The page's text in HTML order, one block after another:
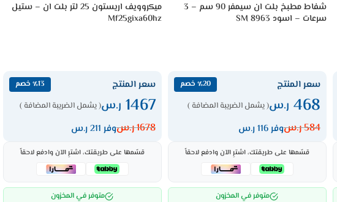
شفاط مطبخ بلت ان سيمفر 90 سم – 3
سرعات – اسود 8963 SM
سعر المنتج ٪20 خصم
468 ر.س( يشمل الضريبة المضافة )
584ر.سوفر 116 ر.س
قسّمها على طريقتك، اشترِ الآن وادفع لاحقاً
متوفر في المخزون
ميكروويف اريستون 25 لتر بلت ان – ستيل
Mf25gixa60hz
سعر المنتج ٪13 خصم
1467 ر.س( يشمل الضريبة المضافة )
1678ر.سوفر 211 ر.س
قسّمها على طريقتك، اشترِ الآن وادفع لاحقاً
متوفر في المخزون